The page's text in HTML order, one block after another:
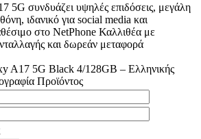
5G συνδυάζει υψηλές επιδόσεις, μεγάλη
ιδανικό για social media και
στο NetPhone Καλλιθέα με
και δωρεάν μεταφορά